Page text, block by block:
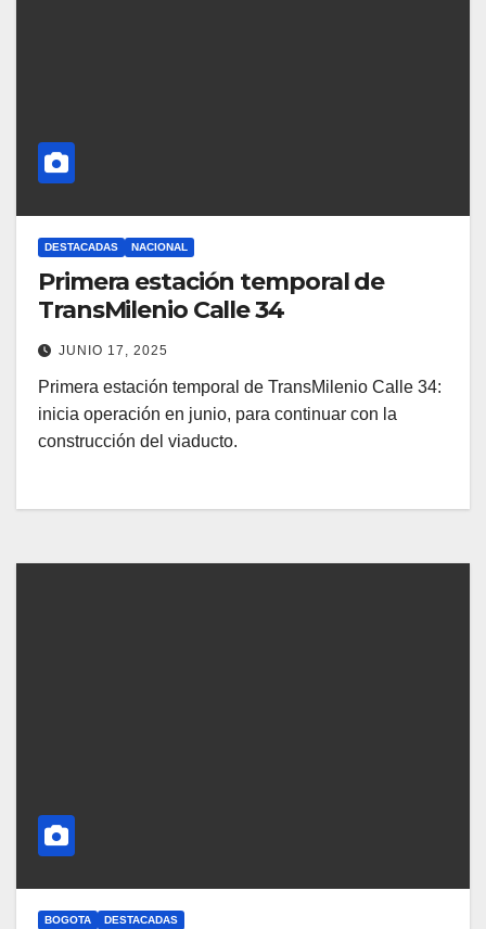
DESTACADAS NACIONAL
Primera estación temporal de
TransMilenio Calle 34
JUNIO 17, 2025
Primera estación temporal de TransMilenio Calle 34:
inicia operación en junio, para continuar con la
construcción del viaducto.
BOGOTA DESTACADAS